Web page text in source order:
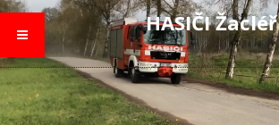
HASIČI Žacléř